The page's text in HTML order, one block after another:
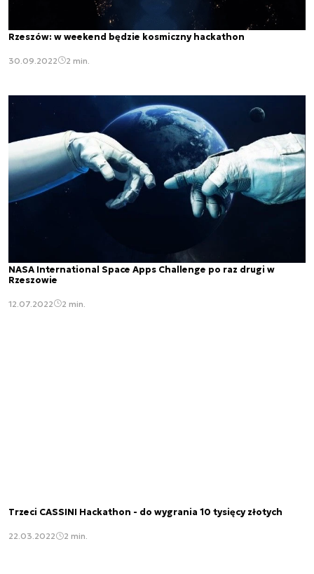
Rzeszów: w weekend będzie kosmiczny hackathon
30.09.2022 2 min.
NASA International Space Apps Challenge po raz drugi w
Rzeszowie
12.07.2022 2 min.
Trzeci CASSINI Hackathon - do wygrania 10 tysięcy złotych
22.03.2022 2 min.